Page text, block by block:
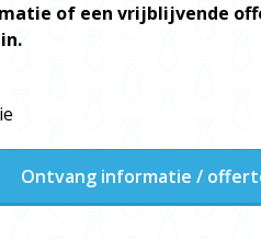
of een vrijblijvende
Ontvang informatie /